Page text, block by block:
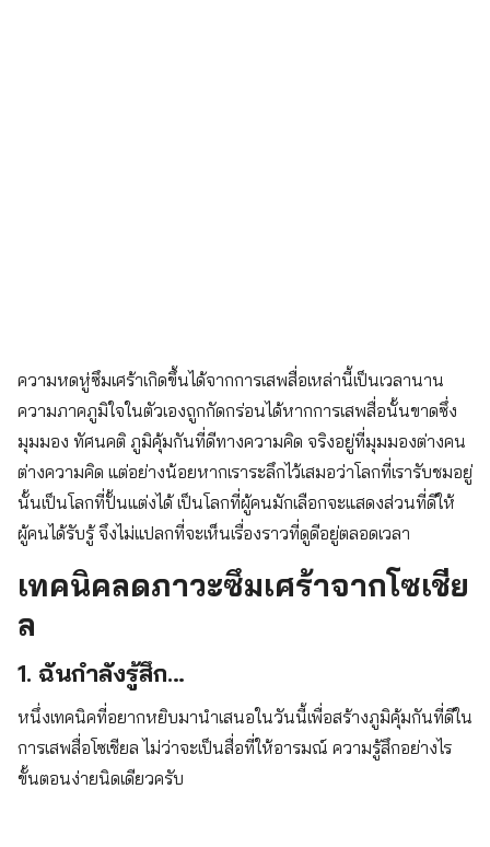
ความหดหู่ซึมเศร้าเกิดขึ้นได้จากการเสพสื่อเหล่านี้เป็นเวลานาน
ความภาคภูมิใจในตัวเองถูกกัดกร่อนได้หากการเสพสื่อนั้นขาดซึ่ง
มุมมอง ทัศนคติ ภูมิคุ้มกันที่ดีทางความคิด จริงอยู่ที่มุมมองต่างคน
ต่างความคิด แต่อย่างน้อยหากเราระลึกไว้เสมอว่าโลกที่เรารับชมอยู่
นั้นเป็นโลกที่ปั้นแต่งได้ เป็นโลกที่ผู้คนมักเลือกจะแสดงส่วนที่ดีให้
ผู้คนได้รับรู้ จึงไม่แปลกที่จะเห็นเรื่องราวที่ดูดีอยู่ตลอดเวลา
เทคนิคลดภาวะซึมเศร้าจากโซเชีย
ล
1. ฉันกำลังรู้สึก…
หนึ่งเทคนิคที่อยากหยิบมานำเสนอในวันนี้เพื่อสร้างภูมิคุ้มกันที่ดีใน
การเสพสื่อโซเชียล ไม่ว่าจะเป็นสื่อที่ให้อารมณ์ ความรู้สึกอย่างไร
ขั้นตอนง่ายนิดเดียวครับ